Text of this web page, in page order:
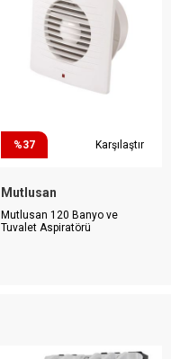
%37 Karşılaştır
Mutlusan
Mutlusan 120 Banyo ve
Tuvalet Aspiratörü